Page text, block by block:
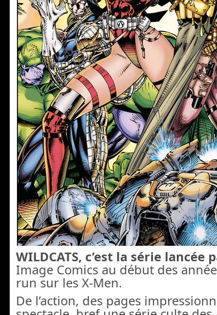
WILDCATS, c’est la série lancée
Image Comics au début des
run sur les X-Men.
De l’action, des pages